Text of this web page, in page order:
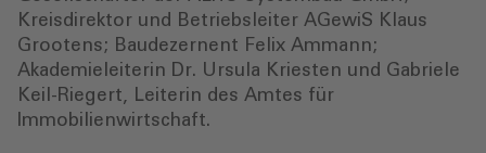
Kreisdirektor und Betriebsleiter AGewiS Klaus
Grootens; Baudezernent Felix Ammann;
Akademieleiterin Dr. Ursula Kriesten und Gabriele
Keil-Riegert, Leiterin des Amtes für
Immobilienwirtschaft.